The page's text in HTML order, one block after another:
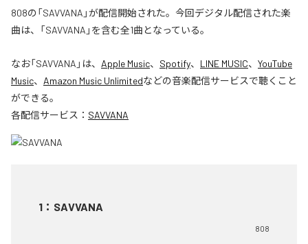
808の「SAVVANA」が配信開始された。今回デジタル配信された楽
曲は、「SAVVANA」を含む全1曲となっている。
なお「SAVVANA 」は、 Apple Music、 Spotify、 LINE MUSIC、 YouTube
Music、 Amazon Music Unlimitedなどの音楽配信サービスで聴くこと
ができる。
各配信サービス： SAVVANA
1 ： SAVVANA
808